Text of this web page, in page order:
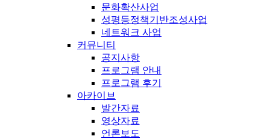
문화확산사업
성평등정책기반조성사업
네트워크 사업
커뮤니티
공지사항
프로그램 안내
프로그램 후기
아카이브
발간자료
영상자료
언론보도